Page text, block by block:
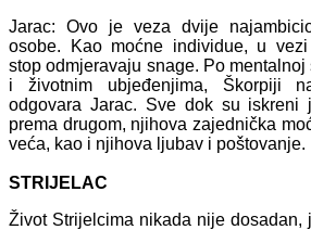
Jarac: Ovo je veza dvije
osobe. Kao moćne individue, u
stop odmjeravaju snage. Po mentalnoj
i životnim ubjeđenjima, Škorpiji
odgovara Jarac. Sve dok su iskreni
prema drugom, njihova zajednička
veća, kao i njihova ljubav i poštovanje.
STRIJELAC
Život Strijelcima nikada nije dosadan,